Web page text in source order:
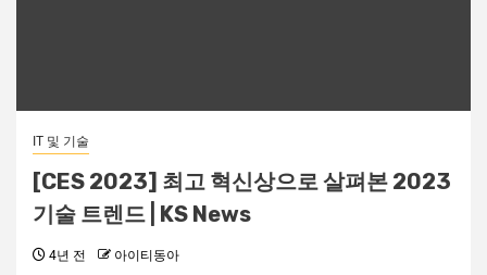
IT 및 기술
[CES 2023] 최고 혁신상으로 살펴본 2023
기술 트렌드 | KS News
4년 전 아이티동아